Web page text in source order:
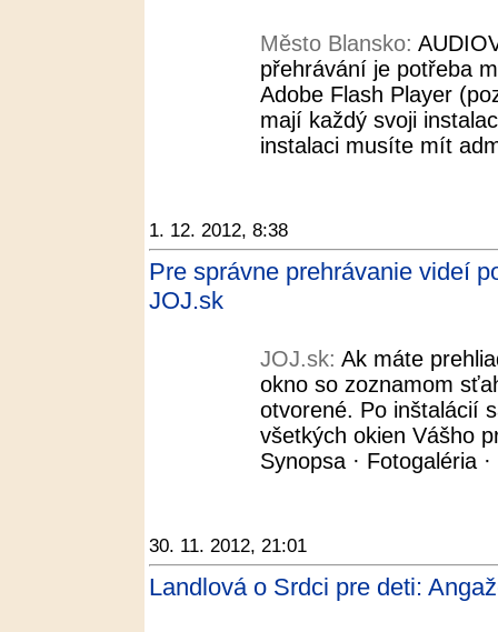
Město Blansko:
přehrávání je potřeba
Adobe Flash Player
mají každý svoji
instalaci musíte mít
1. 12. 2012, 8:38
Pre správne prehrávanie videí
JOJ.sk
JOJ.sk: Ak máte
okno so zoznamom
otvorené. Po inštalácií
všetkých okien Vášho
Synopsa · Fotogaléria
30. 11. 2012, 21:01
Landlová o Srdci pre deti: